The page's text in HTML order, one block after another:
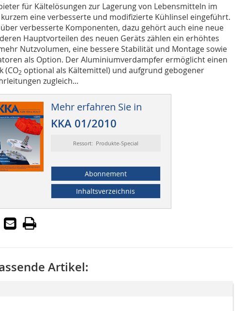
für Kältelösungen zur Lagerung von Lebensmitteln im
eine verbesserte und modifizierte Kühlinsel eingeführt.
verbesserte Komponenten, dazu gehört auch eine neue
Hauptvorteilen des neuen Geräts zählen ein erhöhtes
Nutzvolumen, eine bessere Stabilität und Montage sowie
als Option. Der Aluminiumverdampfer ermöglicht einen
(CO2 optional als Kältemittel) und aufgrund gebogener
zugleich...
Mehr erfahren Sie in
KKA 01/2010
Ressort: Produkte-Special
Abonnement
Inhaltsverzeichnis
Artikel: